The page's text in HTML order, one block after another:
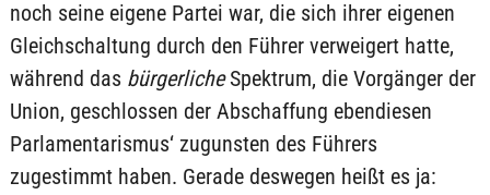
noch seine eigene Partei war, die sich ihrer eigenen
Gleichschaltung durch den Führer verweigert hatte,
während das bürgerlicheSpektrum, die Vorgänger der
Union, geschlossen der Abschaffung ebendiesen
Parlamentarismus‘ zugunsten des Führers
zugestimmt haben. Gerade deswegen heißt es ja: